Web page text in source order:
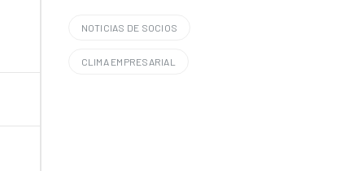
NOTICIAS DE SOCIOS
CLIMA EMPRESARIAL